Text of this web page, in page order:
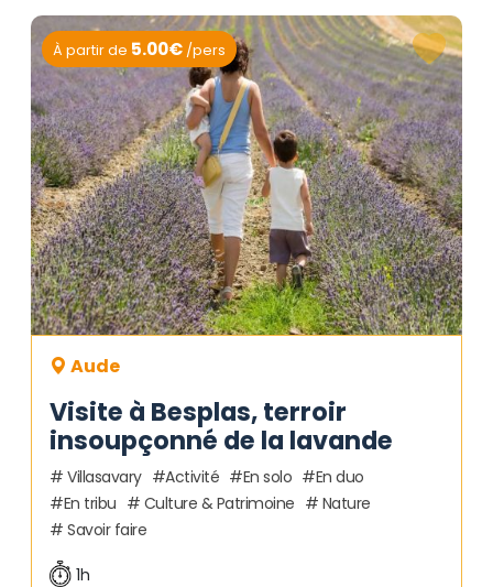
Visite à Besplas, terroir
insoupçonné de la lavande
Aude
À partir de 5.00€ /pers
Villasavary Activité En solo
En duo
En tribu
Culture & Patrimoine
Nature
Savoir faire
1h